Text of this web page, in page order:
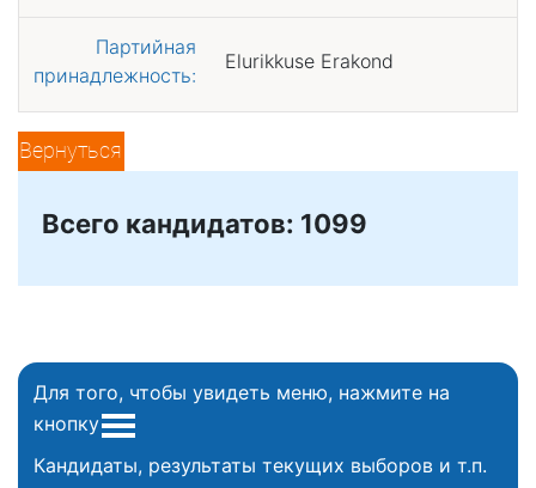
Партийная
принадлежность:
Elurikkuse Erakond
Вернуться
Всего кандидатов: 1099
Для того, чтобы увидеть меню, нажмите на
кнопку
Кандидаты, результаты текущих выборов и т.п.